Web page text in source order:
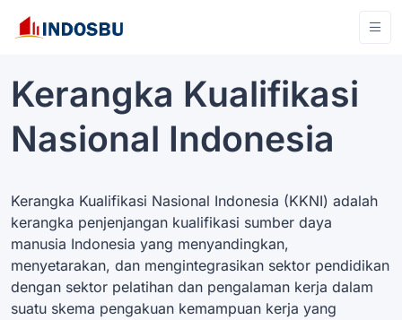
Kerangka Kualifikasi
Nasional Indonesia
Kerangka Kualifikasi Nasional Indonesia (KKNI) adalah
kerangka penjenjangan kualifikasi sumber daya
manusia Indonesia yang menyandingkan,
menyetarakan, dan mengintegrasikan sektor pendidikan
dengan sektor pelatihan dan pengalaman kerja dalam
suatu skema pengakuan kemampuan kerja yang